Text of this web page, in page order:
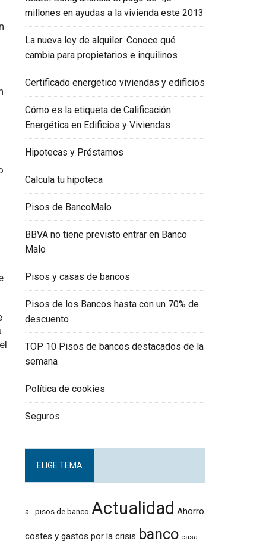
millones en ayudas a la vivienda este 2013
La nueva ley de alquiler: Conoce qué
cambia para propietarios e inquilinos
Certificado energetico viviendas y edificios
Cómo es la etiqueta de Calificación
Energética en Edificios y Viviendas
Hipotecas y Préstamos
Calcula tu hipoteca
Pisos de BancoMalo
BBVA no tiene previsto entrar en Banco
Malo
Pisos y casas de bancos
Pisos de los Bancos hasta con un 70% de
descuento
TOP 10 Pisos de bancos destacados de la
semana
Política de cookies
Seguros
ELIGE TEMA
a - pisos de banco Actualidad Ahorro
costes y gastos por la crisis banco casa